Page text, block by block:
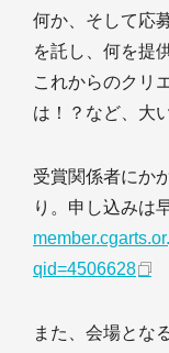
何か、そして応
を託し、何を提
これからのクリ
は！？など、大
受賞関係者にか
り。申し込みは
qid=4506628
また、会場とな